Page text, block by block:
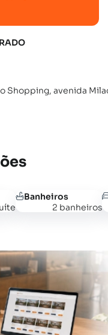
Shopping, avenida
Banheiros
2 banheiros